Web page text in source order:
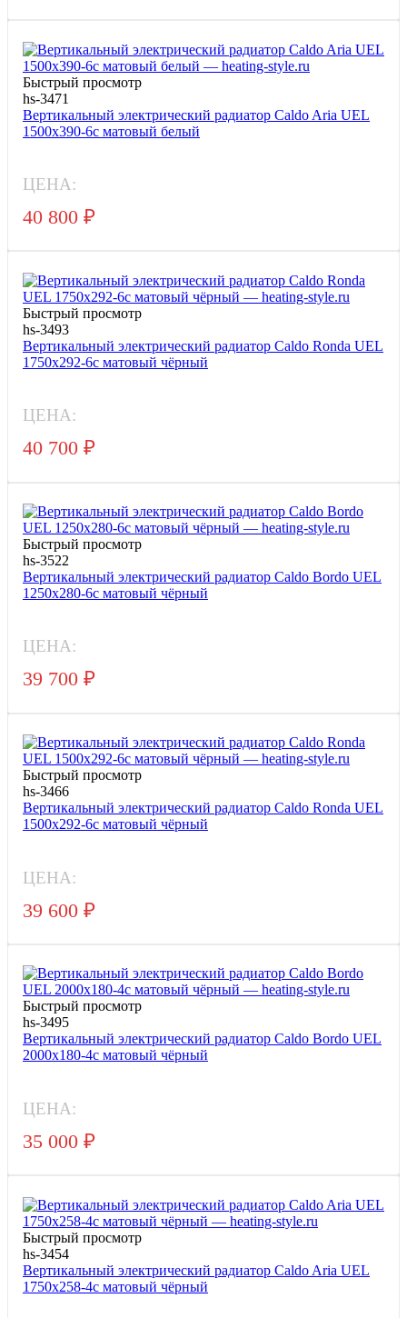
Быстрый просмотр
hs-3471
Вертикальный электрический радиатор Caldo Aria UEL
1500x390-6с матовый белый
ЦЕНА:
40 800 ₽
Быстрый просмотр
hs-3493
Вертикальный электрический радиатор Caldo Ronda UEL
1750x292-6с матовый чёрный
ЦЕНА:
40 700 ₽
Быстрый просмотр
hs-3522
Вертикальный электрический радиатор Caldo Bordo UEL
1250x280-6с матовый чёрный
ЦЕНА:
39 700 ₽
Быстрый просмотр
hs-3466
Вертикальный электрический радиатор Caldo Ronda UEL
1500x292-6с матовый чёрный
ЦЕНА:
39 600 ₽
Быстрый просмотр
hs-3495
Вертикальный электрический радиатор Caldo Bordo UEL
2000x180-4с матовый чёрный
ЦЕНА:
35 000 ₽
Быстрый просмотр
hs-3454
Вертикальный электрический радиатор Caldo Aria UEL
1750x258-4с матовый чёрный